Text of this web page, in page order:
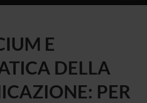
E
DELLA
PER